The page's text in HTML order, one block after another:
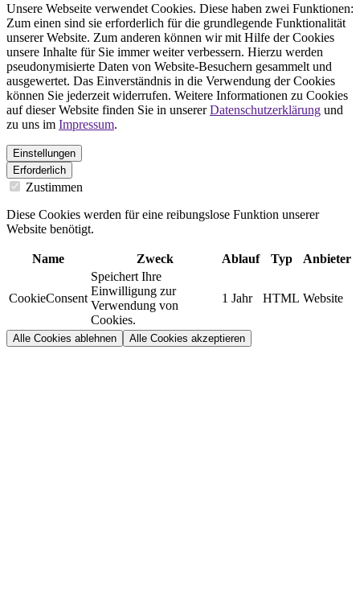
Unsere Webseite verwendet Cookies. Diese haben zwei Funktionen:
Zum einen sind sie erforderlich für die grundlegende Funktionalität
unserer Website. Zum anderen können wir mit Hilfe der Cookies
unsere Inhalte für Sie immer weiter verbessern. Hierzu werden
pseudonymisierte Daten von Website-Besuchern gesammelt und
ausgewertet. Das Einverständnis in die Verwendung der Cookies
können Sie jederzeit widerrufen. Weitere Informationen zu Cookies
auf dieser Website finden Sie in unsererDatenschutzerklärung und
zu uns im Impressum.
Einstellungen
Erforderlich
Zustimmen
Diese Cookies werden für eine reibungslose Funktion unserer
Website benötigt.
Name Zweck Ablauf Typ Anbieter
CookieConsent
Speichert Ihre
Einwilligung zur
Verwendung von
Cookies.
1 Jahr HTML Website
Alle Cookies ablehnen Alle Cookies akzeptieren